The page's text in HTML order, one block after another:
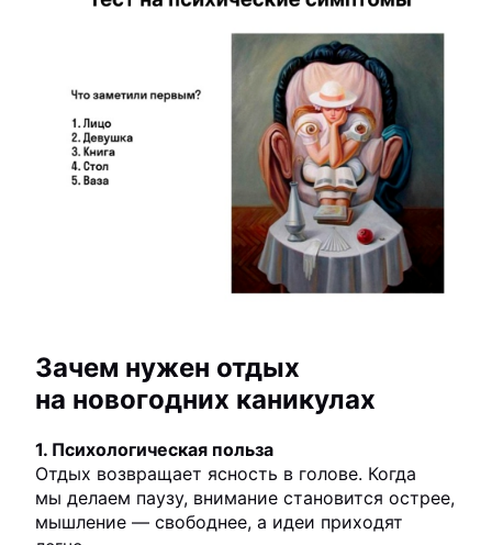
Зачем нужен отдых
на новогодних каникулах
1. Психологическая польза
Отдых возвращает ясность в голове. Когда
мы делаем паузу, внимание становится острее,
мышление — свободнее, а идеи приходят